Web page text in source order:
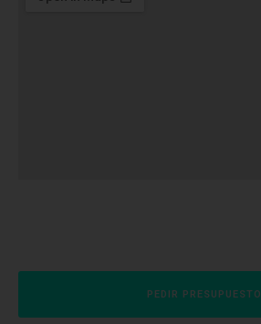
PEDIR PRESUPUESTO